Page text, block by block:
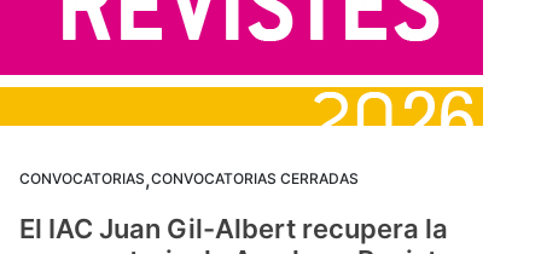
CONVOCATORIAS,CONVOCATORIAS CERRADAS
El IAC Juan Gil-Albert recupera la